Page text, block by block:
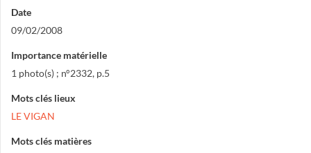
Date
09/02/2008
Importance matérielle
1 photo(s) ; n°2332, p.5
Mots clés lieux
LE VIGAN
Mots clés matières